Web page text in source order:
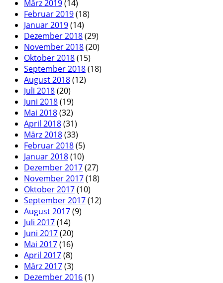
März 2019(14)
Februar 2019(18)
Januar 2019(14)
Dezember 2018(29)
November 2018(20)
Oktober 2018(15)
September 2018(18)
August 2018(12)
Juli 2018(20)
Juni 2018(19)
Mai 2018(32)
April 2018(31)
März 2018(33)
Februar 2018(5)
Januar 2018(10)
Dezember 2017(27)
November 2017(18)
Oktober 2017(10)
September 2017(12)
August 2017(9)
Juli 2017(14)
Juni 2017(20)
Mai 2017(16)
April 2017(8)
März 2017(3)
Dezember 2016(1)